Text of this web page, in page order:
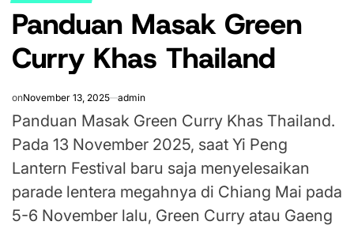
IN
Panduan Masak Green
Curry Khas Thailand
onNovember 13, 2025 admin
Panduan Masak Green Curry Khas Thailand.
Pada 13 November 2025, saat Yi Peng
Lantern Festival baru saja menyelesaikan
parade lentera megahnya di Chiang Mai pada
5-6 November lalu, Green Curry atau Gaeng